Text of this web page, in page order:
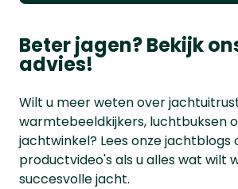
Beter jagen? Bekijk
advies!
Wilt u meer weten over
warmtebeeldkijkers, luchtbuksen
jachtwinkel? Lees onze jachtblogs
productvideo's als u alles wat wilt
succesvolle jacht.